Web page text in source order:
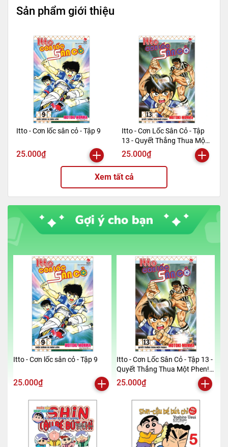
Trọng lượng
400gr
Hình thức
Bìa mềm
Sản phẩm giới thiệu
Itto - Cơn lốc sân cỏ - Tập 9
25.000₫
Itto - Cơn Lốc Sân Cỏ - Tập
13 - Quyết Thắng Thua Một
Phen!! (Tái Bản 2024)
25.000₫
Xem tất cả
Itto - Cơn lốc sân cỏ - Tập 9
25.000₫
Itto - Cơn Lốc Sân Cỏ - Tập 13 -
Quyết Thắng Thua Một Phen!!
(Tái Bản 2024)
25.000₫